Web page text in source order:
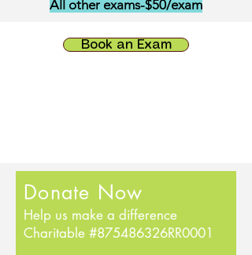
All other exams-$50/exam
Book an Exam
Donate Now
Help us make a difference
Charitable #875486326RR0001